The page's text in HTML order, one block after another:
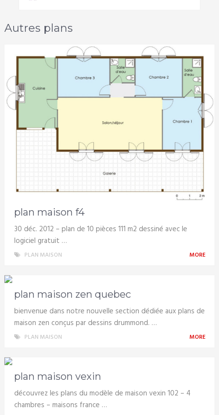
Autres plans
plan maison f4
30 déc. 2012 – plan de 10 pièces 111 m2 dessiné avec le
logiciel gratuit …
PLAN MAISON MORE
plan maison zen quebec
bienvenue dans notre nouvelle section dédiée aux plans de
maison zen conçus par dessins drummond. …
PLAN MAISON MORE
plan maison vexin
découvrez les plans du modèle de maison vexin 102 – 4
chambres – maisons france …